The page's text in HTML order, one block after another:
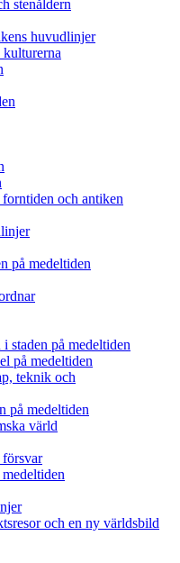
stenåldern
huvudlinjer
kulturerna
och antiken
på medeltiden
staden på medeltiden
på medeltiden
teknik och
på medeltiden
värld
och en ny världsbild